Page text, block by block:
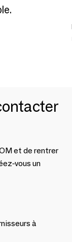
et de rentrer
vous un
à